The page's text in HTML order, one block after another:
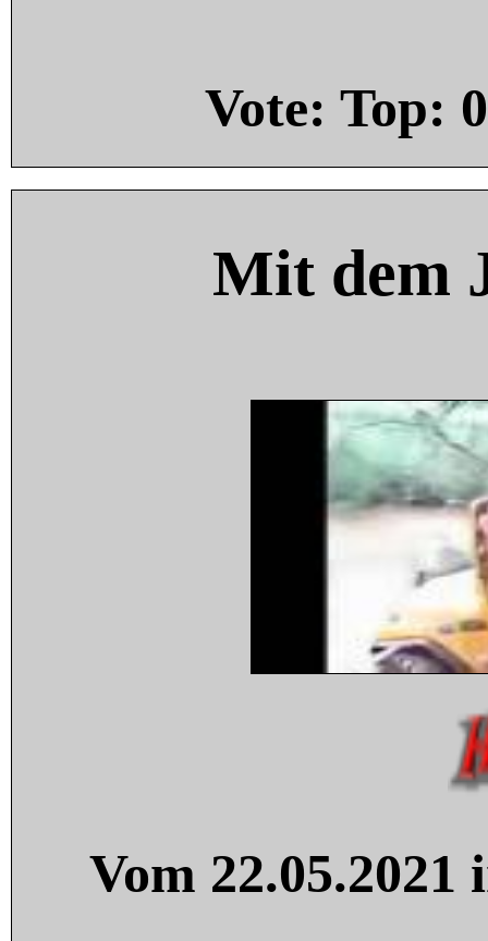
Vote: Top: 0
Mit dem
Vom